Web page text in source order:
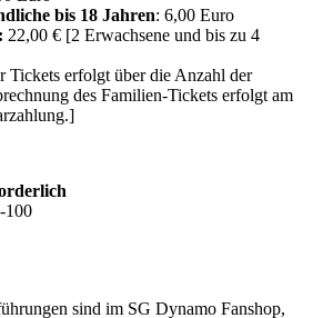
bis 18 Jahren: 6,00 Euro
22,00 € [2 Erwachsene und bis zu 4
Tickets erfolgt über die Anzahl der
des Familien-Tickets erfolgt am
100
sind im SG Dynamo Fanshop,